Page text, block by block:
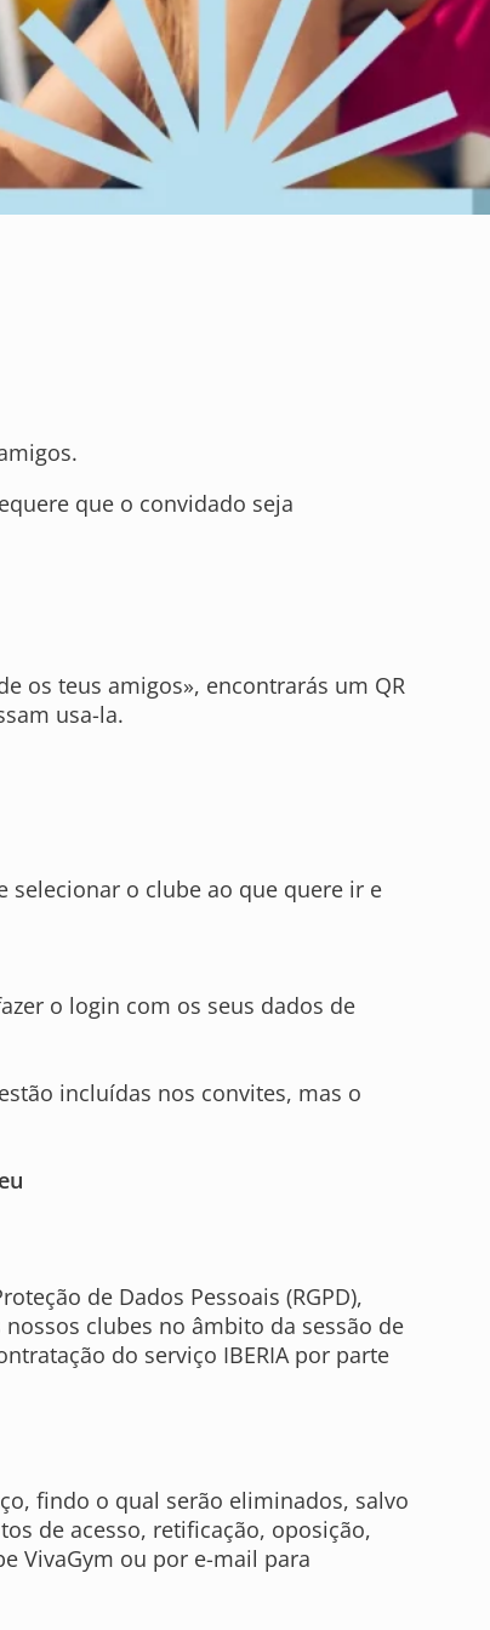
que o convidado seja
os teus amigos», encontrarás um QR
usa-la.
selecionar o clube ao que quere ir e
o login com os seus dados de
incluídas nos convites, mas o
de Dados Pessoais (RGPD),
clubes no âmbito da sessão de
do serviço IBERIA por parte
findo o qual serão eliminados, salvo
de acesso, retificação, oposição,
VivaGym ou por e-mail para